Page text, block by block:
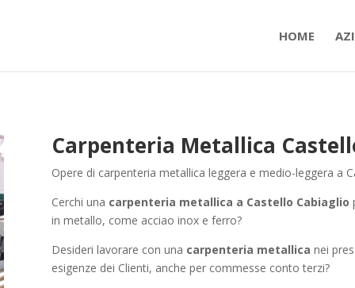
HOME
Carpenteria Metallica
Opere di carpenteria metallica leggera e medio-leggera a
Cerchi una carpenteria metallica a Castello Cabiaglio
in metallo, come acciao inox e ferro?
Desideri lavorare con una carpenteria metallica nei
esigenze dei Clienti, anche per commesse conto terzi?